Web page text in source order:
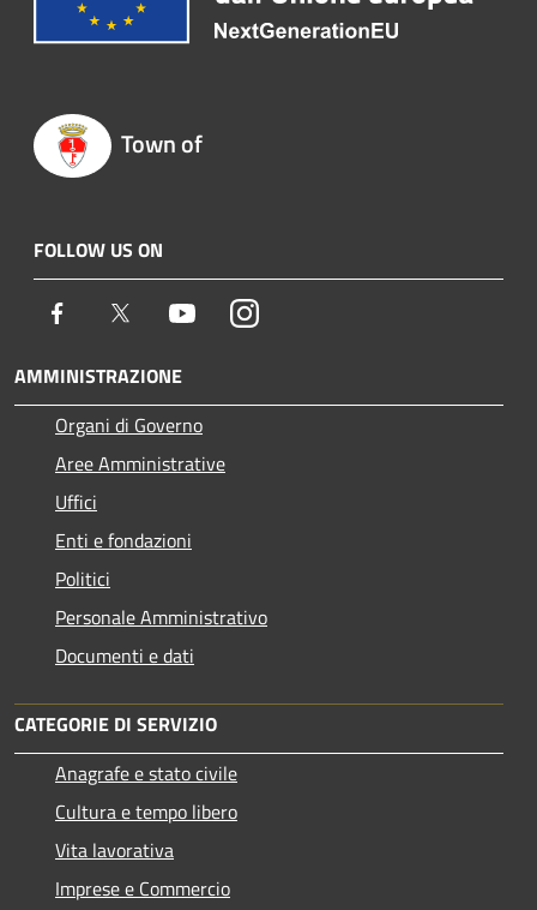
Town of
FOLLOW US ON
Facebook Twitter YoutubeInstagram
AMMINISTRAZIONE
Organi di Governo
Aree Amministrative
Uffici
Enti e fondazioni
Politici
Personale Amministrativo
Documenti e dati
CATEGORIE DI SERVIZIO
Anagrafe e stato civile
Cultura e tempo libero
Vita lavorativa
Imprese e Commercio